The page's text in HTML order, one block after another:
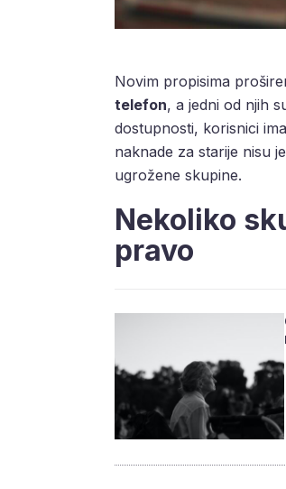
Novim propisima
telefon, a jedni od njih
dostupnosti, korisnici
naknade za starije nisu
ugrožene skupine.
Nekoliko
pravo